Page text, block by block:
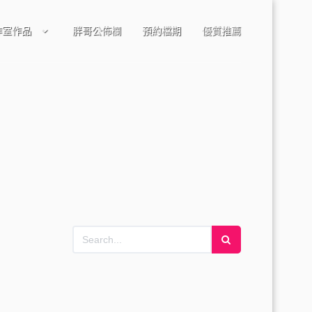
室作品 胖哥公佈欄 預約檔期 優質推薦